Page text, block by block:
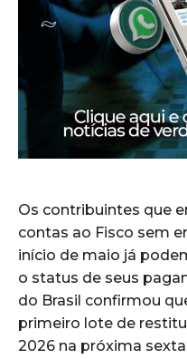
Os contribuintes que
contas ao Fisco sem
início de maio já
o status de seus
do Brasil confirmou
primeiro lote de
2026 na próxima